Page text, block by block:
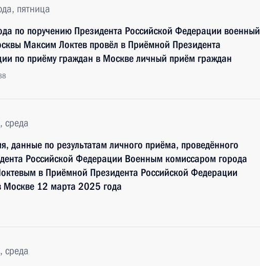
пятница
по поручению Президента Российской Федерации военный
Максим Локтев провёл в Приёмной Президента
по приёму граждан в Москве личный приём граждан
среда
данные по результатам личного приёма, проведённого
Российской Федерации Военным комиссаром города
в Приёмной Президента Российской Федерации
Москве 12 марта 2025 года
среда